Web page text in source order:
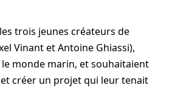
trois jeunes créateurs de
Vinant et Antoine Ghiassi),
monde marin, et souhaitaient
créer un projet qui leur tenait